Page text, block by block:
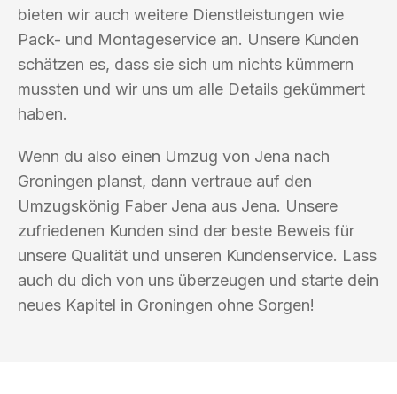
bieten wir auch weitere Dienstleistungen wie
Pack- und Montageservice an. Unsere Kunden
schätzen es, dass sie sich um nichts kümmern
mussten und wir uns um alle Details gekümmert
haben.
Wenn du also einen Umzug von Jena nach
Groningen planst, dann vertraue auf den
Umzugskönig Faber Jena aus Jena. Unsere
zufriedenen Kunden sind der beste Beweis für
unsere Qualität und unseren Kundenservice. Lass
auch du dich von uns überzeugen und starte dein
neues Kapitel in Groningen ohne Sorgen!